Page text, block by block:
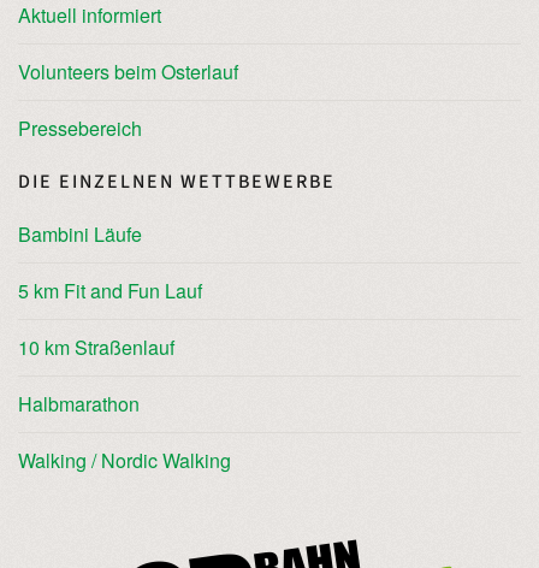
Aktuell informiert
Volunteers beim Osterlauf
Pressebereich
DIE EINZELNEN WETTBEWERBE
Bambini Läufe
5 km Fit and Fun Lauf
10 km Straßenlauf
Halbmarathon
Walking / Nordic Walking